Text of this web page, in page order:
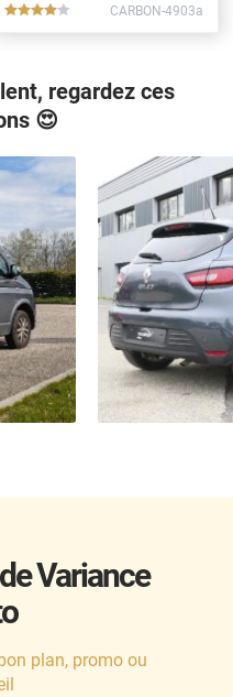
***** CARBON-4903a
regardez ces
😍
Variance
plan, promo ou